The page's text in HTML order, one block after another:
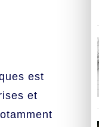
est
et